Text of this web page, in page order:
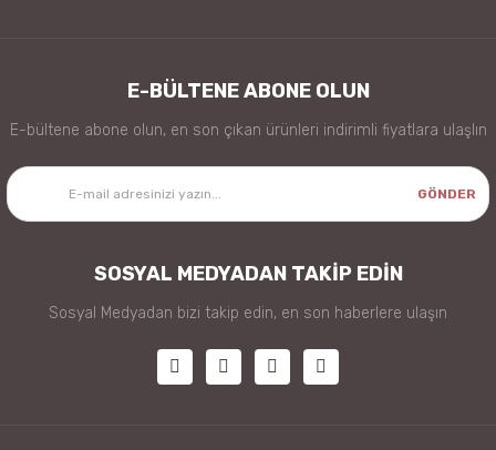
E-BÜLTENE ABONE OLUN
E-bültene abone olun, en son çıkan ürünleri indirimli fiyatlara ulaşlın
GÖNDER
SOSYAL MEDYADAN TAKİP EDİN
Sosyal Medyadan bizi takip edin, en son haberlere ulaşın